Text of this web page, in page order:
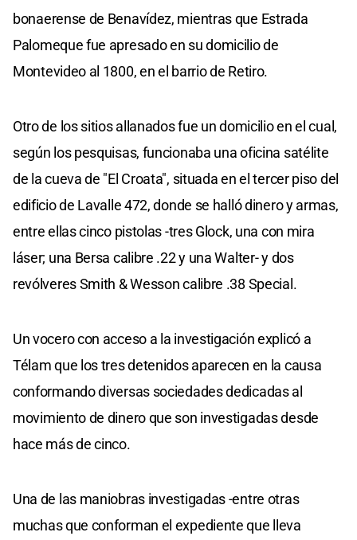
bonaerense de Benavídez, mientras que Estrada
Palomeque fue apresado en su domicilio de
Montevideo al 1800, en el barrio de Retiro.
Otro de los sitios allanados fue un domicilio en el cual,
según los pesquisas, funcionaba una oficina satélite
de la cueva de "El Croata", situada en el tercer piso del
edificio de Lavalle 472, donde se halló dinero y armas,
entre ellas cinco pistolas -tres Glock, una con mira
láser; una Bersa calibre .22 y una Walter- y dos
revólveres Smith & Wesson calibre .38 Special.
Un vocero con acceso a la investigación explicó a
Télam que los tres detenidos aparecen en la causa
conformando diversas sociedades dedicadas al
movimiento de dinero que son investigadas desde
hace más de cinco.
Una de las maniobras investigadas -entre otras
muchas que conforman el expediente que lleva